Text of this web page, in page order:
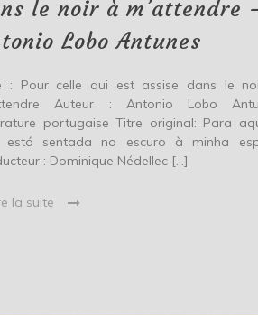
à
–
Lobo
Antunes
le noir à m’attendre
Lobo Antunes
: Pour celle qui est assise dans le
Auteur : Antonio Lobo
portugaise Titre original: Para
está sentada no escuro à minha
: Dominique Nédellec […]
la suite